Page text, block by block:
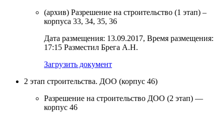
(архив) Разрешение на строительство (1 этап) –
корпуса 33, 34, 35, 36
Дата размещения: 13.09.2017, Время размещения:
17:15 Разместил Брега А.Н.
Загрузить документ
2 этап строительства. ДОО (корпус 46)
Разрешение на строительство ДОО (2 этап) —
корпус 46